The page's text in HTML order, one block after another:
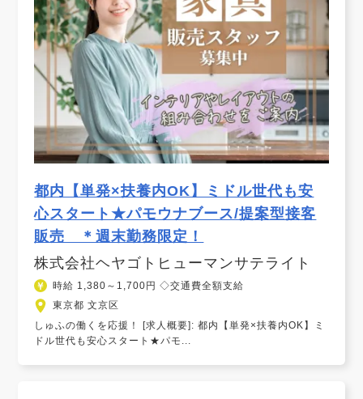
都内【単発×扶養内OK】ミドル世代も安
心スタート★パモウナブース/提案型接客
販売 ＊週末勤務限定！
株式会社ヘヤゴトヒューマンサテライト
時給 1,380～1,700円 ◇交通費全額支給
東京都 文京区
しゅふの働くを応援！ [求人概要]: 都内【単発×扶養内OK】ミ
ドル世代も安心スタート★パモ...